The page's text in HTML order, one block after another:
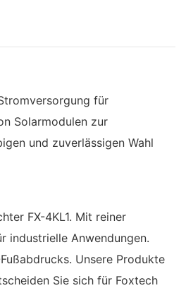
für
Solarmodulen zur
und zuverlässigen Wahl
FX-4KL1. Mit reiner
industrielle Anwendungen.
Unsere Produkte
Sie sich für Foxtech